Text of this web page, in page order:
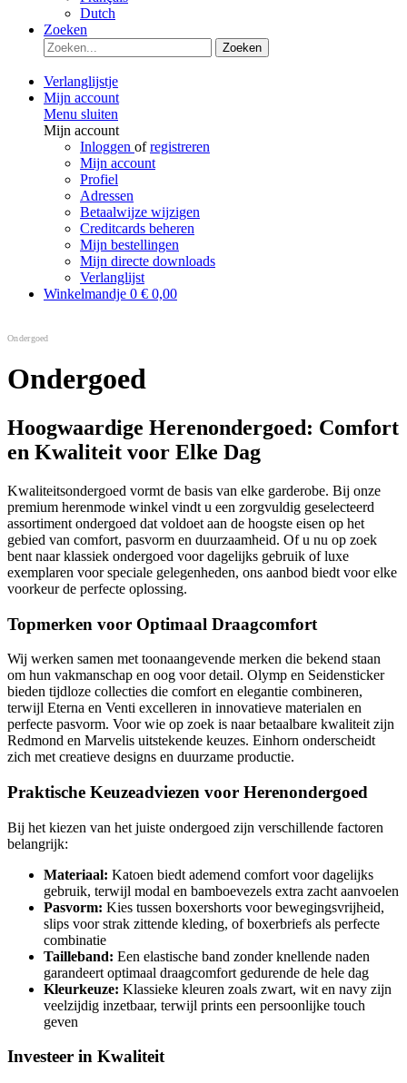
Dutch
Zoeken
Zoeken
Verlanglijstje
Mijn account
Menu sluiten
Mijn account
Inloggen ofregistreren
Mijn account
Profiel
Adressen
Betaalwijze wijzigen
Creditcards beheren
Mijn bestellingen
Mijn directe downloads
Verlanglijst
Winkelmandje 0 € 0,00
Ondergoed
Ondergoed
Hoogwaardige Herenondergoed: Comfort
en Kwaliteit voor Elke Dag
Kwaliteitsondergoed vormt de basis van elke garderobe. Bij onze
premium herenmode winkel vindt u een zorgvuldig geselecteerd
assortiment ondergoed dat voldoet aan de hoogste eisen op het
gebied van comfort, pasvorm en duurzaamheid. Of u nu op zoek
bent naar klassiek ondergoed voor dagelijks gebruik of luxe
exemplaren voor speciale gelegenheden, ons aanbod biedt voor elke
voorkeur de perfecte oplossing.
Topmerken voor Optimaal Draagcomfort
Wij werken samen met toonaangevende merken die bekend staan
om hun vakmanschap en oog voor detail. Olymp en Seidensticker
bieden tijdloze collecties die comfort en elegantie combineren,
terwijl Eterna en Venti excelleren in innovatieve materialen en
perfecte pasvorm. Voor wie op zoek is naar betaalbare kwaliteit zijn
Redmond en Marvelis uitstekende keuzes. Einhorn onderscheidt
zich met creatieve designs en duurzame productie.
Praktische Keuzeadviezen voor Herenondergoed
Bij het kiezen van het juiste ondergoed zijn verschillende factoren
belangrijk:
Materiaal: Katoen biedt ademend comfort voor dagelijks
gebruik, terwijl modal en bamboevezels extra zacht aanvoelen
Pasvorm: Kies tussen boxershorts voor bewegingsvrijheid,
slips voor strak zittende kleding, of boxerbriefs als perfecte
combinatie
Tailleband: Een elastische band zonder knellende naden
garandeert optimaal draagcomfort gedurende de hele dag
Kleurkeuze: Klassieke kleuren zoals zwart, wit en navy zijn
veelzijdig inzetbaar, terwijl prints een persoonlijke touch
geven
Investeer in Kwaliteit